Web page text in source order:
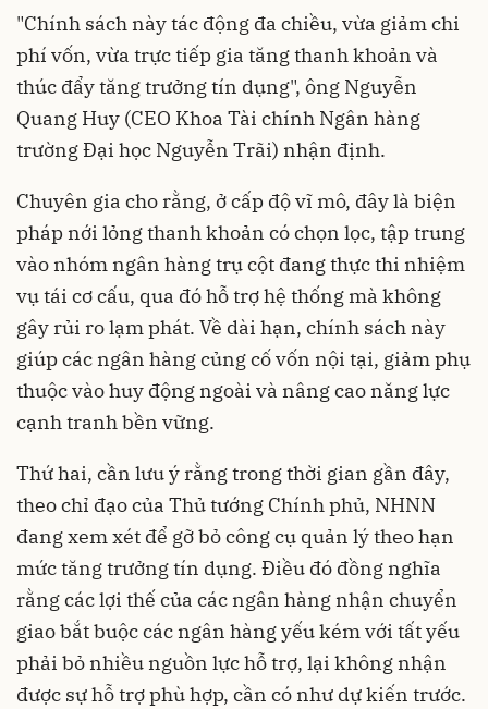
"Chính sách này tác động đa chiều, vừa giảm chi
phí vốn, vừa trực tiếp gia tăng thanh khoản và
thúc đẩy tăng trưởng tín dụng", ông Nguyễn
Quang Huy (CEO Khoa Tài chính Ngân hàng
trường Đại học Nguyễn Trãi) nhận định.
Chuyên gia cho rằng, ở cấp độ vĩ mô, đây là biện
pháp nới lỏng thanh khoản có chọn lọc, tập trung
vào nhóm ngân hàng trụ cột đang thực thi nhiệm
vụ tái cơ cấu, qua đó hỗ trợ hệ thống mà không
gây rủi ro lạm phát. Về dài hạn, chính sách này
giúp các ngân hàng củng cố vốn nội tại, giảm phụ
thuộc vào huy động ngoài và nâng cao năng lực
cạnh tranh bền vững.
Thứ hai, cần lưu ý rằng trong thời gian gần đây,
theo chỉ đạo của Thủ tướng Chính phủ, NHNN
đang xem xét để gỡ bỏ công cụ quản lý theo hạn
mức tăng trưởng tín dụng. Điều đó đồng nghĩa
rằng các lợi thế của các ngân hàng nhận chuyển
giao bắt buộc các ngân hàng yếu kém với tất yếu
phải bỏ nhiều nguồn lực hỗ trợ, lại không nhận
được sự hỗ trợ phù hợp, cần có như dự kiến trước.